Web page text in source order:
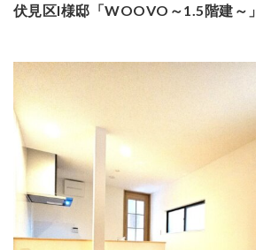
伏見区I様邸「WOOVO～1.5階建～」